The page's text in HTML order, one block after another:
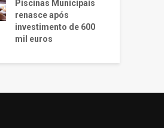
Piscinas Municipais
renasce após
investimento de 600
mil euros